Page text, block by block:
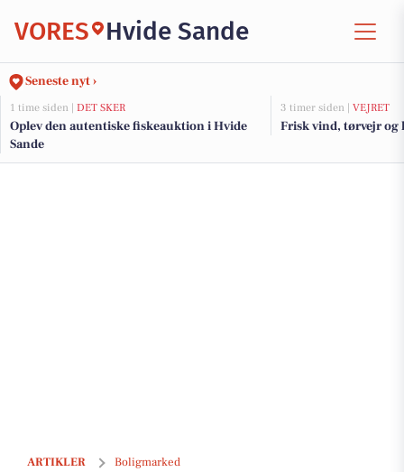
VORES Hvide Sande
Seneste nyt ›
1 time siden | DET SKER
Oplev den autentiske fiskeauktion i Hvide
Sande
3 timer siden | VEJRET
Frisk vind, tørvejr og
ARTIKLER Boligmarked
Havvej 12A, Haurvig i Hvide Sande er solgt for 4.250.000 - se